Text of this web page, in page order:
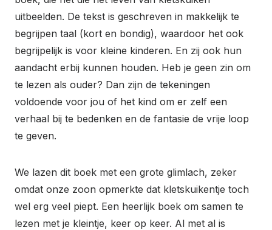
uitbeelden. De tekst is geschreven in makkelijk te
begrijpen taal (kort en bondig), waardoor het ook
begrijpelijk is voor kleine kinderen. En zij ook hun
aandacht erbij kunnen houden. Heb je geen zin om
te lezen als ouder? Dan zijn de tekeningen
voldoende voor jou of het kind om er zelf een
verhaal bij te bedenken en de fantasie de vrije loop
te geven.
We lazen dit boek met een grote glimlach, zeker
omdat onze zoon opmerkte dat kletskuikentje toch
wel erg veel piept. Een heerlijk boek om samen te
lezen met je kleintje, keer op keer. Al met al is